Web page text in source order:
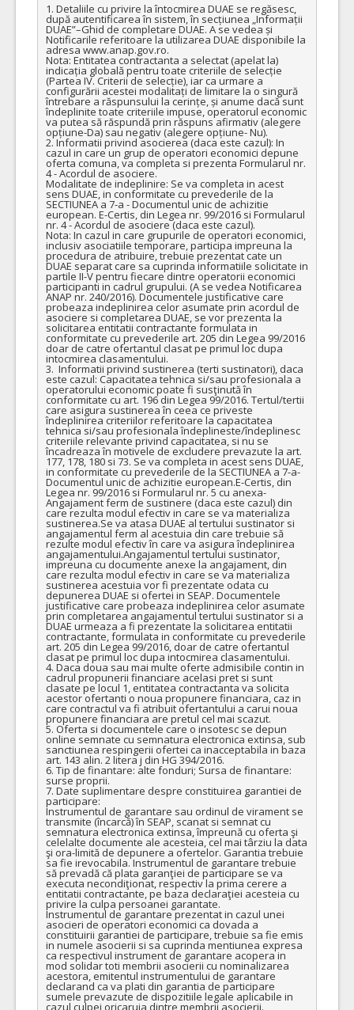
1. Detaliile cu privire la întocmirea DUAE se regăsesc,
după autentificarea în sistem, în secțiunea „Informații
DUAE”–Ghid de completare DUAE. A se vedea și
Notificarile referitoare la utilizarea DUAE disponibile la
adresa www.anap.gov.ro.
Nota: Entitatea contractanta a selectat (apelat la)
indicația globală pentru toate criteriile de selecție
(Partea IV. Criterii de selecție), iar ca urmare a
configurării acestei modalitați de limitare la o singură
întrebare a răspunsului la cerințe, și anume dacă sunt
îndeplinite toate criteriile impuse, operatorul economic
va putea să răspundă prin răspuns afirmativ (alegere
opțiune-Da) sau negativ (alegere opțiune- Nu).
2. Informatii privind asocierea (daca este cazul): In
cazul in care un grup de operatori economici depune
oferta comuna, va completa si prezenta Formularul nr.
4 - Acordul de asociere.
Modalitate de indeplinire: Se va completa in acest
sens DUAE, in conformitate cu prevederile de la
SECTIUNEA a 7-a - Documentul unic de achizitie
european. E-Certis, din Legea nr. 99/2016 si Formularul
nr. 4 - Acordul de asociere (daca este cazul).
Nota: In cazul in care grupurile de operatori economici,
inclusiv asociatiile temporare, participa impreuna la
procedura de atribuire, trebuie prezentat cate un
DUAE separat care sa cuprinda informatiile solicitate in
partile II-V pentru fiecare dintre operatorii economici
participanti in cadrul grupului. (A se vedea Notificarea
ANAP nr. 240/2016). Documentele justificative care
probeaza indeplinirea celor asumate prin acordul de
asociere si completarea DUAE, se vor prezenta la
solicitarea entitatii contractante formulata in
conformitate cu prevederile art. 205 din Legea 99/2016
doar de catre ofertantul clasat pe primul loc dupa
intocmirea clasamentului.
3.  Informatii privind sustinerea (terti sustinatori), daca
este cazul: Capacitatea tehnica si/sau profesionala a
operatorului economic poate fi susţinută în
conformitate cu art. 196 din Legea 99/2016. Tertul/tertii
care asigura sustinerea în ceea ce priveste
îndeplinirea criteriilor referitoare la capacitatea
tehnica si/sau profesionala îndeplineste/îndeplinesc
criteriile relevante privind capacitatea, si nu se
încadreaza în motivele de excludere prevazute la art.
177, 178, 180 si 73. Se va completa in acest sens DUAE,
in conformitate cu prevederile de la SECTIUNEA a 7-a-
Documentul unic de achizitie european.E-Certis, din
Legea nr. 99/2016 si Formularul nr. 5 cu anexa-
Angajament ferm de sustinere (daca este cazul) din
care rezulta modul efectiv in care se va materializa
sustinerea.Se va atasa DUAE al tertului sustinator si
angajamentul ferm al acestuia din care trebuie să
rezulte modul efectiv în care va asigura îndeplinirea
angajamentului.Angajamentul tertului sustinator,
impreuna cu documente anexe la angajament, din
care rezulta modul efectiv in care se va materializa
sustinerea acestuia vor fi prezentate odata cu
depunerea DUAE si ofertei in SEAP. Documentele
justificative care probeaza indeplinirea celor asumate
prin completarea angajamentul tertului sustinator si a
DUAE urmeaza a fi prezentate la solicitarea entitatii
contractante, formulata in conformitate cu prevederile
art. 205 din Legea 99/2016, doar de catre ofertantul
clasat pe primul loc dupa intocmirea clasamentului.
4. Daca doua sau mai multe oferte admisibile contin in
cadrul propunerii financiare acelasi pret si sunt
clasate pe locul 1, entitatea contractanta va solicita
acestor ofertanti o noua propunere financiara, caz in
care contractul va fi atribuit ofertantului a carui noua
propunere financiara are pretul cel mai scazut.
5. Oferta si documentele care o insotesc se depun
online semnate cu semnatura electronica extinsa, sub
sanctiunea respingerii ofertei ca inacceptabila in baza
art. 143 alin. 2 litera j din HG 394/2016.
6. Tip de finantare: alte fonduri; Sursa de finantare:
surse proprii.
7. Date suplimentare despre constituirea garantiei de
participare:
Instrumentul de garantare sau ordinul de virament se
transmite (încarcă) în SEAP, scanat si semnat cu
semnatura electronica extinsa, împreună cu oferta şi
celelalte documente ale acesteia, cel mai târziu la data
şi ora-limită de depunere a ofertelor. Garantia trebuie
sa fie irevocabila. Instrumentul de garantare trebuie
să prevadă că plata garanţiei de participare se va
executa necondiţionat, respectiv la prima cerere a
entitatii contractante, pe baza declaraţiei acesteia cu
privire la culpa persoanei garantate.
Instrumentul de garantare prezentat in cazul unei
asocieri de operatori economici ca dovada a
constituirii garantiei de participare, trebuie sa fie emis
in numele asocierii si sa cuprinda mentiunea expresa
ca respectivul instrument de garantare acopera in
mod solidar toti membrii asocierii cu nominalizarea
acestora, emitentul instrumentului de garantare
declarand ca va plati din garantia de participare
sumele prevazute de dispozitiile legale aplicabile in
cazul culpei oricaruia dintre membrii asocierii.